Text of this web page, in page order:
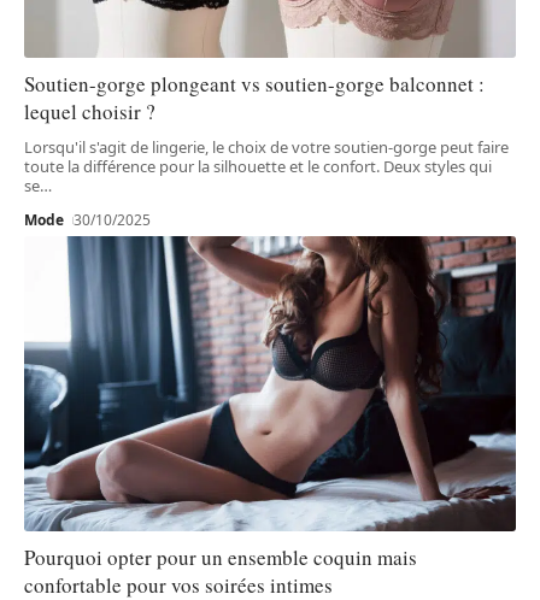
Soutien-gorge plongeant vs soutien-gorge balconnet :
lequel choisir ?
Lorsqu'il s'agit de lingerie, le choix de votre soutien-gorge peut faire
toute la différence pour la silhouette et le confort. Deux styles qui
se…
Mode 30/10/2025
Pourquoi opter pour un ensemble coquin mais
confortable pour vos soirées intimes